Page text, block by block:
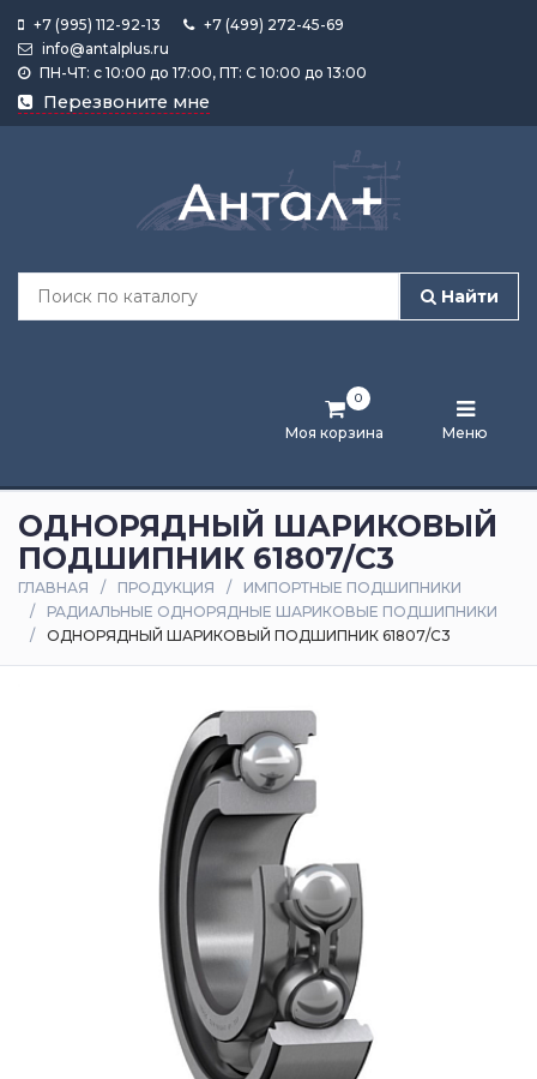
+7 (995) 112-92-13
+7 (499) 272-45-69
info@antalplus.ru
ПН-ЧТ: с 10:00 до 17:00, ПТ: С 10:00 до 13:00
Перезвоните мне
Найти
Моя корзина
0
Меню
Каталог
продукции
Лента
и
статьи
Оплата
доставка
ОДНОРЯДНЫЙ ШАРИКОВЫЙ
ПОДШИПНИК 61807/C3
ГЛАВНАЯ ПРОДУКЦИЯ
ИМПОРТНЫЕ ПОДШИПНИКИ
РАДИАЛЬНЫЕ ОДНОРЯДНЫЕ ШАРИКОВЫЕ ПОДШИПНИКИ
ОДНОРЯДНЫЙ ШАРИКОВЫЙ ПОДШИПНИК 61807/C3